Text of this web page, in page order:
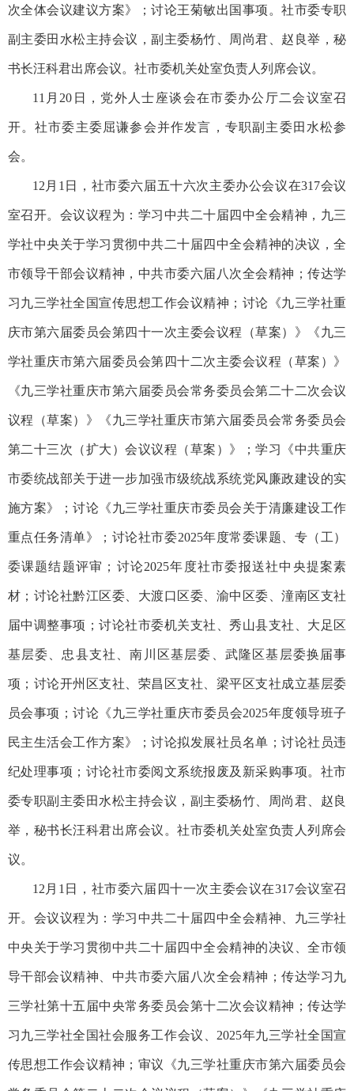
次全体会议建议方案》；讨论王菊敏出国事项。社市委专职
副主委田水松主持会议，副主委杨竹、周尚君、赵良举，秘
书长汪科君出席会议。社市委机关处室负责人列席会议。
11月20日，党外人士座谈会在市委办公厅二会议室召
开。社市委主委屈谦参会并作发言，专职副主委田水松参
会。
12月1日，社市委六届五十六次主委办公会议在317会议
室召开。会议议程为：学习中共二十届四中全会精神，九三
学社中央关于学习贯彻中共二十届四中全会精神的决议，全
市领导干部会议精神，中共市委六届八次全会精神；传达学
习九三学社全国宣传思想工作会议精神；讨论《九三学社重
庆市第六届委员会第四十一次主委会议程（草案）》《九三
学社重庆市第六届委员会第四十二次主委会议程（草案）》
《九三学社重庆市第六届委员会常务委员会第二十二次会议
议程（草案）》《九三学社重庆市第六届委员会常务委员会
第二十三次（扩大）会议议程（草案）》；学习《中共重庆
市委统战部关于进一步加强市级统战系统党风廉政建设的实
施方案》；讨论《九三学社重庆市委员会关于清廉建设工作
重点任务清单》；讨论社市委2025年度常委课题、专（工）
委课题结题评审；讨论2025年度社市委报送社中央提案素
材；讨论社黔江区委、大渡口区委、渝中区委、潼南区支社
届中调整事项；讨论社市委机关支社、秀山县支社、大足区
基层委、忠县支社、南川区基层委、武隆区基层委换届事
项；讨论开州区支社、荣昌区支社、梁平区支社成立基层委
员会事项；讨论《九三学社重庆市委员会2025年度领导班子
民主生活会工作方案》；讨论拟发展社员名单；讨论社员违
纪处理事项；讨论社市委阅文系统报废及新采购事项。社市
委专职副主委田水松主持会议，副主委杨竹、周尚君、赵良
举，秘书长汪科君出席会议。社市委机关处室负责人列席会
议。
12月1日，社市委六届四十一次主委会议在317会议室召
开。会议议程为：学习中共二十届四中全会精神、九三学社
中央关于学习贯彻中共二十届四中全会精神的决议、全市领
导干部会议精神、中共市委六届八次全会精神；传达学习九
三学社第十五届中央常务委员会第十二次会议精神；传达学
习九三学社全国社会服务工作会议、2025年九三学社全国宣
传思想工作会议精神；审议《九三学社重庆市第六届委员会